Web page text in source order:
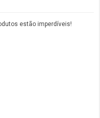
estão imperdíveis!